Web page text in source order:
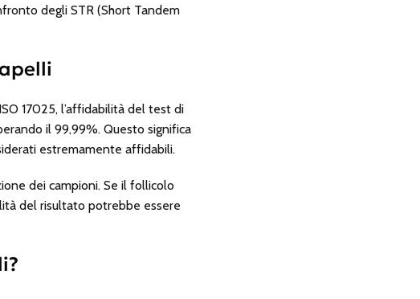
degli STR (Short Tandem
17025, l’affidabilità del test di
il 99,99%. Questo significa
estremamente affidabili.
dei campioni. Se il follicolo
del risultato potrebbe essere